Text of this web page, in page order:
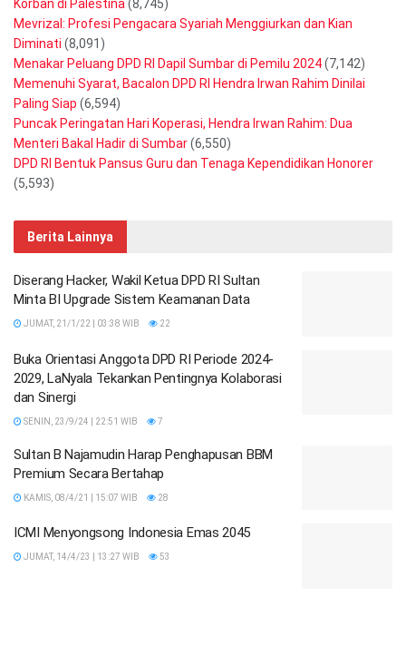
Korban di Palestina (8,745)
Mevrizal: Profesi Pengacara Syariah Menggiurkan dan Kian
Diminati (8,091)
Menakar Peluang DPD RI Dapil Sumbar di Pemilu 2024(7,142)
Memenuhi Syarat, Bacalon DPD RI Hendra Irwan Rahim Dinilai
Paling Siap (6,594)
Puncak Peringatan Hari Koperasi, Hendra Irwan Rahim: Dua
Menteri Bakal Hadir di Sumbar(6,550)
DPD RI Bentuk Pansus Guru dan Tenaga Kependidikan Honorer
(5,593)
Berita Lainnya
Diserang Hacker, Wakil Ketua DPD RI Sultan
Minta BI Upgrade Sistem Keamanan Data
JUMAT, 21/1/22 | 03:38 WIB 22
Buka Orientasi Anggota DPD RI Periode 2024-
2029, LaNyala Tekankan Pentingnya Kolaborasi
dan Sinergi
SENIN, 23/9/24 | 22:51 WIB 7
Sultan B Najamudin Harap Penghapusan BBM
Premium Secara Bertahap
KAMIS, 08/4/21 | 15:07 WIB 28
ICMI Menyongsong Indonesia Emas 2045
JUMAT, 14/4/23 | 13:27 WIB 53